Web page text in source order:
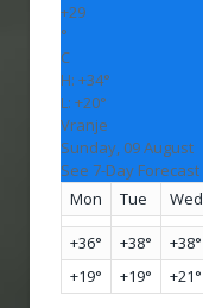
+29
°
C
H: +34°
L: +20°
Vranje
Sunday, 09 August
See 7-Day Forecast
Mon
Tue Wed
+36° +38° +38°
+19° +19° +21°